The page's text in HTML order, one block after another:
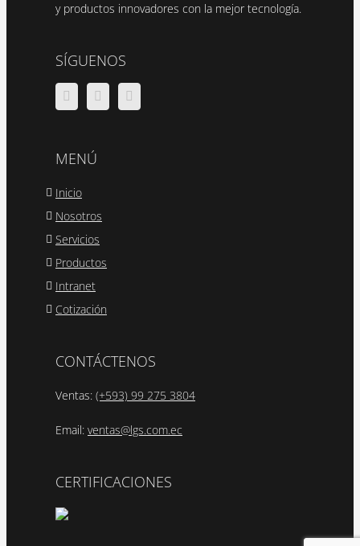
y productos innovadores con la mejor tecnología.
SÍGUENOS
MENÚ
Inicio
Nosotros
Servicios
Productos
Intranet
Cotización
CONTÁCTENOS
Ventas: (+593) 99 275 3804
Email: ventas@lgs.com.ec
CERTIFICACIONES